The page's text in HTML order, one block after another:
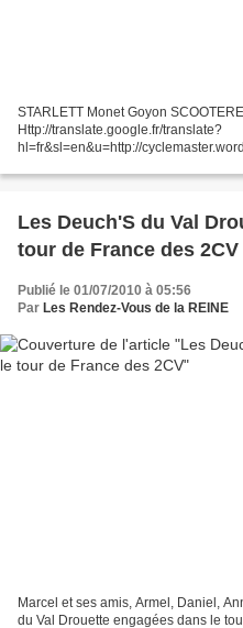
STARLETT Monet Goyon
Http://translate.google.fr/translate?
hl=fr&sl=en&u=http://
&res Pour vous Madame, Monet
Les Deuch'S du Val
tour de France des 2CV
Publié le 01/07/2010 à 05:56
Par Les Rendez-Vous de la REINE
Marcel et ses amis, Armel, Daniel,
du Val Drouette engagées dans le